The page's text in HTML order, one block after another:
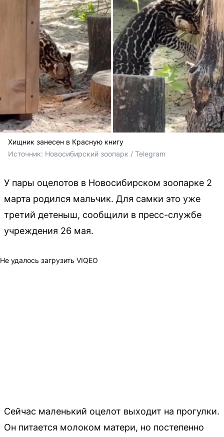
Хищник занесен в Красную книгу
Источник: Новосибирский зоопарк / Telegram
У пары оцелотов в Новосибирском зоопарке 2
марта родился мальчик. Для самки это уже
третий детеныш, сообщили в пресс-службе
учреждения 26 мая.
Не удалось загрузить VIQEO
Сейчас маленький оцелот выходит на прогулки.
Он питается молоком матери, но постепенно